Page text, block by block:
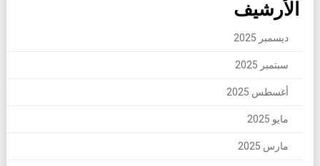
الأرشيف
ديسمبر 2025
سبتمبر 2025
أغسطس 2025
مايو 2025
مارس 2025